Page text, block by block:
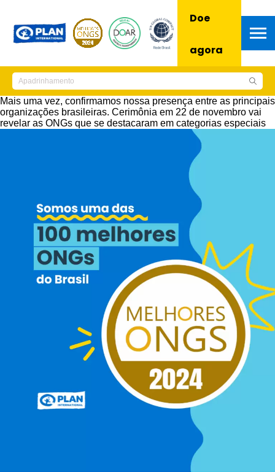
Doe
agora
Mais uma vez, confirmamos nossa presença entre as principais
organizações brasileiras. Cerimônia em 22 de novembro vai
revelar as ONGs que se destacaram em categorias especiais